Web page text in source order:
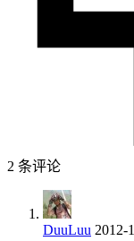
2 条评论
DuuLuu 2012-